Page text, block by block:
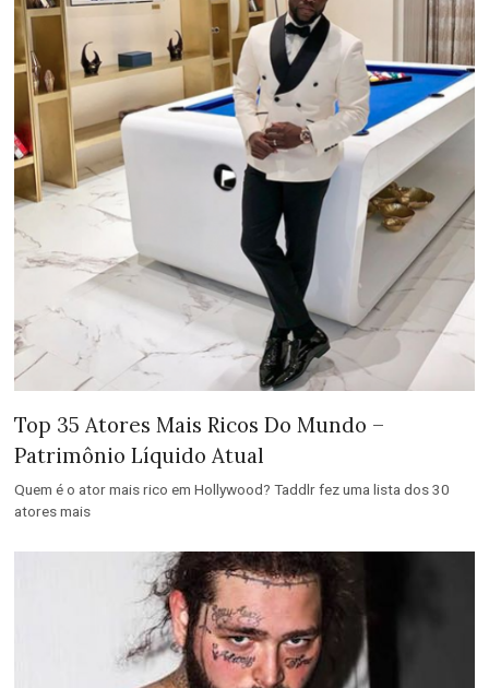
Top 35 Atores Mais Ricos Do Mundo –
Patrimônio Líquido Atual
Quem é o ator mais rico em Hollywood? Taddlr fez uma lista dos 30
atores mais